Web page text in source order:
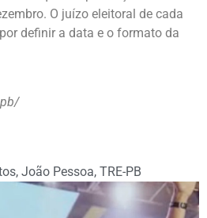
O juízo eleitoral de cada
definir a data e o formato da
, João Pessoa, TRE-PB